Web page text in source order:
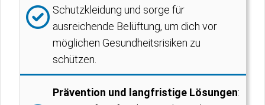
Schutzkleidung und sorge für
ausreichende Belüftung, um dich vor
möglichen Gesundheitsrisiken zu
schützen.
Prävention und langfristige Lösungen: